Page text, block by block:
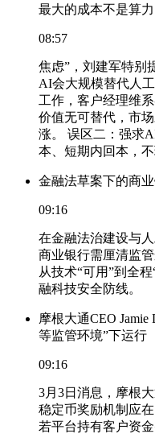
最大的成本不是算力
08:57
焦虑”，刘建军特别
AI会大规模替代人
工作，客户经理维
价值无可替代，市
涨。 误区二：强求
本、短期内回本，不
金融法草案下的商
09:16
在金融法治建设与
商业银行需厘清监
从技术“可用”到全
融科技安全防线。
摩根大通CEO
等监管环境”下运行
09:16
3月3日消息，摩根大
稳定币奖励机制应
若平台持有客户资